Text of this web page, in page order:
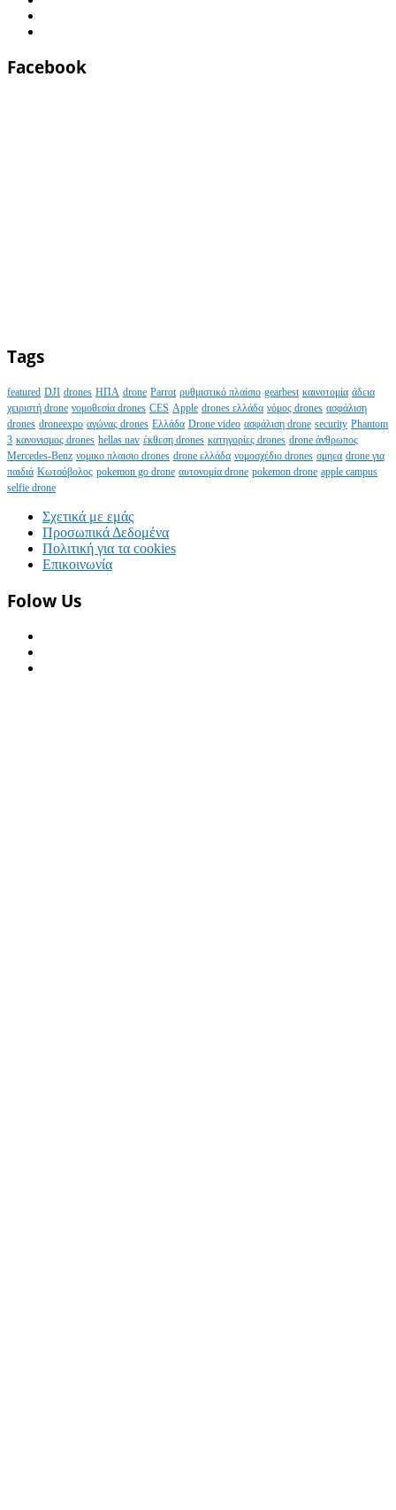
Facebook
Tags
featured DJI drones ΗΠΑ drone Parrot ρυθμιστικό πλαίσιο gearbest καινοτομία άδεια
χειριστή drone νομοθεσία drones CES Apple drones ελλάδα νόμος drones ασφάλιση
drones droneexpo αγώνας drones Ελλάδα Drone video ασφάλιση drone security Phantom
3 κανονισμος drones hellas uav έκθεση drones κατηγορίες drones drone άνθρωπος
Mercedes-Benz νομικο πλαισιο drones drone ελλάδα νομοσχέδιο drones σμηεα drone για
παιδιά Κωτσόβολος pokemon go drone αυτονομία drone pokemon drone apple campus
selfie drone
Σχετικά με εμάς
Προσωπικά Δεδομένα
Πολιτική για τα cookies
Επικοινωνία
Folow Us